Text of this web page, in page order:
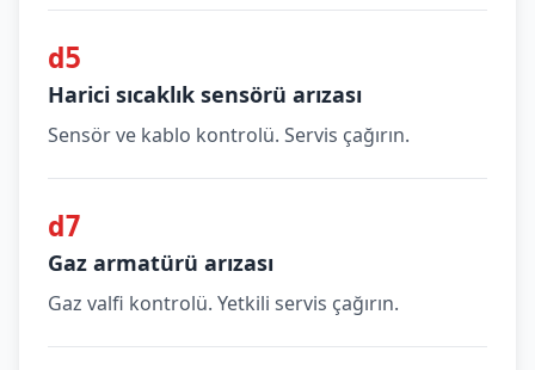
d5
Harici sıcaklık sensörü arızası
Sensör ve kablo kontrolü. Servis çağırın.
d7
Gaz armatürü arızası
Gaz valfi kontrolü. Yetkili servis çağırın.